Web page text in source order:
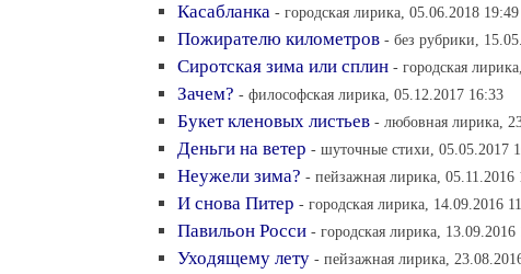
Касабланка - городская лирика, 05.06.2018 19:49
Пожирателю километров - без рубрики,
Сиротская зима или сплин - городская
Зачем? - философская лирика, 05.12.2017 16:33
Букет кленовых листьев - любовная лирика,
Деньги на ветер - шуточные стихи, 05.05.2017
Неужели зима? - пейзажная лирика, 05.11.2016
И снова Питер - городская лирика, 14.09.2016
Павильон Росси - городская лирика, 13.09.2016
Уходящему лету - пейзажная лирика,